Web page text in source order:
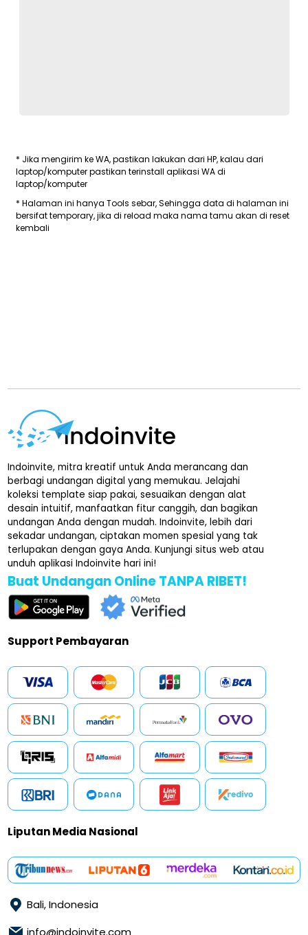
* Jika mengirim ke WA, pastikan lakukan dari HP, kalau dari
laptop/komputer pastikan terinstall aplikasi WA di
laptop/komputer
* Halaman ini hanya Tools sebar, Sehingga data di halaman ini
bersifat temporary, jika di reload maka nama tamu akan di reset
kembali
Indoinvite, mitra kreatif untuk Anda merancang dan
berbagi undangan digital yang memukau. Jelajahi
koleksi template siap pakai, sesuaikan dengan alat
desain intuitif, manfaatkan fitur canggih, dan bagikan
undangan Anda dengan mudah. Indoinvite, lebih dari
sekadar undangan, ciptakan momen spesial yang tak
terlupakan dengan gaya Anda. Kunjungi situs web atau
unduh aplikasi Indoinvite hari ini!
Buat Undangan Online TANPA RIBET!
Support Pembayaran
Liputan Media Nasional
Bali, Indonesia
info@indoinvite.com